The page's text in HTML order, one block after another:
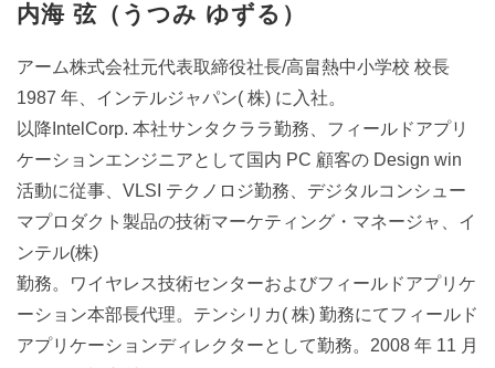
内海 弦（うつみ ゆずる）
アーム株式会社元代表取締役社長/高畠熱中小学校 校長
1987 年、インテルジャパン( 株) に入社。
以降IntelCorp. 本社サンタクララ勤務、フィールドアプリ
ケーションエンジニアとして国内 PC 顧客の Design win
活動に従事、VLSI テクノロジ勤務、デジタルコンシュー
マプロダクト製品の技術マーケティング・マネージャ、イ
ンテル(株)
勤務。ワイヤレス技術センターおよびフィールドアプリケ
ーション本部長代理。テンシリカ( 株) 勤務にてフィールド
アプリケーションディレクターとして勤務。2008 年 11 月